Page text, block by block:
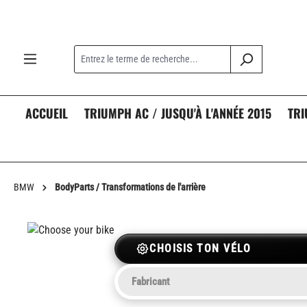
ACCUEIL TRIUMPH AC / JUSQU'À L'ANNÉE 2015
BMW BodyParts / Transformations de l'arrière
CHOISIS TON VÉLO